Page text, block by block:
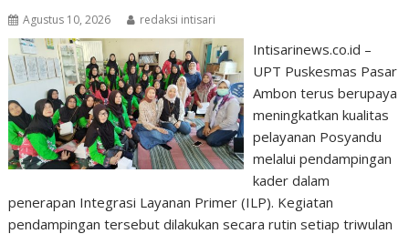
Agustus 10, 2026 redaksi intisari
Intisarinews.co.id –
UPT Puskesmas Pasar
Ambon terus berupaya
meningkatkan kualitas
pelayanan Posyandu
melalui pendampingan
kader dalam
penerapan Integrasi Layanan Primer (ILP). Kegiatan
pendampingan tersebut dilakukan secara rutin setiap triwulan